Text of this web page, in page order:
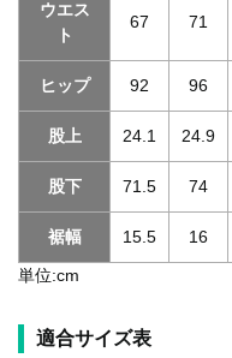
ウエス
ト
67 71
ヒップ 92 96
股上 24.1 24.9
股下 71.5 74
裾幅 15.5 16
単位:cm
適合サイズ表